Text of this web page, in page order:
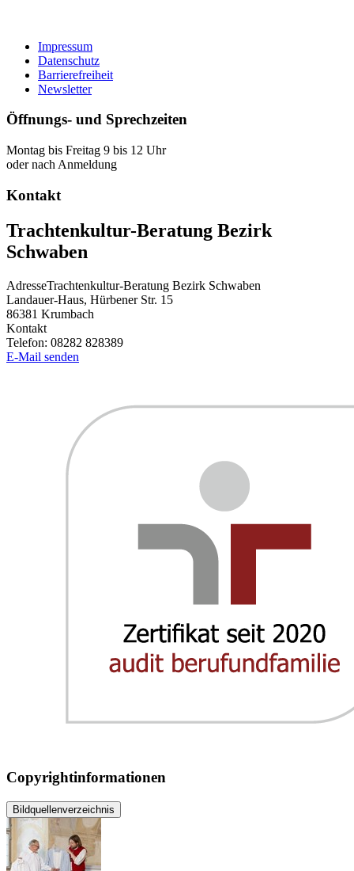
Impressum
Datenschutz
Barrierefreiheit
Newsletter
Öffnungs- und Sprechzeiten
Montag bis Freitag 9 bis 12 Uhr
oder nach Anmeldung
Kontakt
Trachtenkultur-Beratung Bezirk
Schwaben
AdresseTrachtenkultur-Beratung Bezirk Schwaben
Landauer-Haus, Hürbener Str. 15
86381 Krumbach
Kontakt
Telefon: 08282 828389
E-Mail senden
Copyrightinformationen
Bildquellenverzeichnis